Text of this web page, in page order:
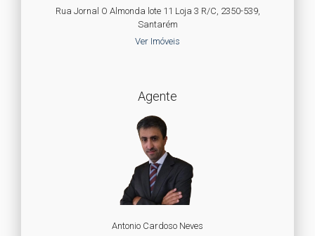
Rua Jornal O Almonda lote 11 Loja 3 R/C, 2350-539,
Santarém
Ver Imóveis
Agente
Antonio Cardoso Neves